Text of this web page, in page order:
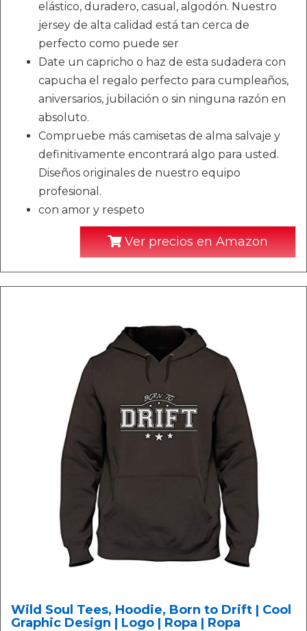
elástico, duradero, casual, algodón. Nuestro
jersey de alta calidad está tan cerca de
perfecto como puede ser
Date un capricho o haz de esta sudadera con
capucha el regalo perfecto para cumpleaños,
aniversarios, jubilación o sin ninguna razón en
absoluto.
Compruebe más camisetas de alma salvaje y
definitivamente encontrará algo para usted.
Diseños originales de nuestro equipo
profesional.
con amor y respeto
Ver precios en Amazon
Wild Soul Tees, Hoodie, Born to Drift | Cool
Graphic Design | Logo | Ropa | Ropa